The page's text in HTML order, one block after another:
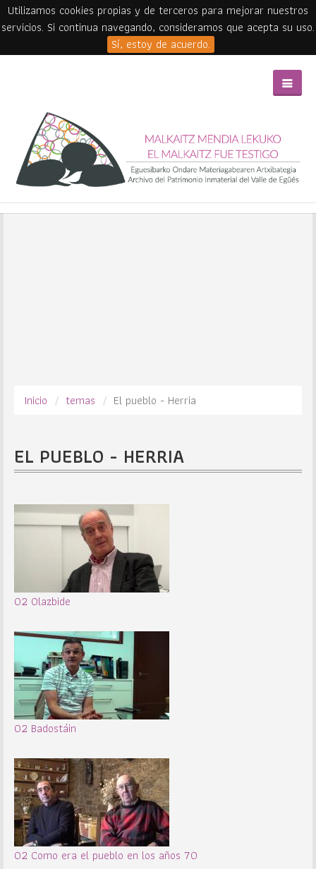
Utilizamos cookies propias y de terceros para mejorar nuestros
servicios. Si continua navegando, consideramos que acepta su uso.
Sí, estoy de acuerdo.
Inicio temas El pueblo - Herria
EL PUEBLO - HERRIA
02 Olazbide
02 Badostáin
02 Como era el pueblo en los años 70